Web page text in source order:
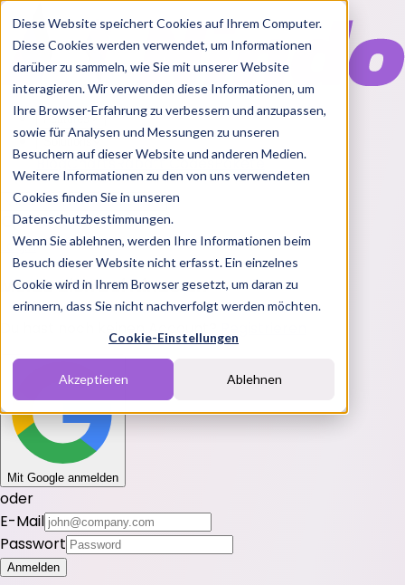
Diese Website speichert Cookies auf Ihrem Computer.
Diese Cookies werden verwendet, um Informationen
darüber zu sammeln, wie Sie mit unserer Website
interagieren. Wir verwenden diese Informationen, um
Ihre Browser-Erfahrung zu verbessern und anzupassen,
sowie für Analysen und Messungen zu unseren
Besuchern auf dieser Website und anderen Medien.
Weitere Informationen zu den von uns verwendeten
Cookies finden Sie in unseren
Datenschutzbestimmungen.
Wenn Sie ablehnen, werden Ihre Informationen beim
Besuch dieser Website nicht erfasst. Ein einzelnes
Cookie wird in Ihrem Browser gesetzt, um daran zu
erinnern, dass Sie nicht nachverfolgt werden möchten.
Cookie-Einstellungen
Akzeptieren Ablehnen
Features
Solutions
BlogChartsRabatt CodesPakete
Login
Melde dich bei Nindo an
Du hast noch keinen Account?
Mit Google anmelden
oder
E-Mail
Passwort
Anmelden